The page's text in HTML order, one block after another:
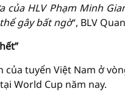
của HLV Phạm Minh
gây bất ngờ“, BLV
của tuyển Việt Nam ở
World Cup năm nay.